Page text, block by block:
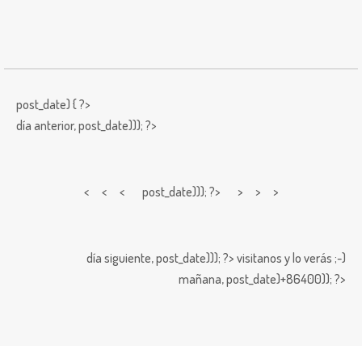
post_date) { ?>
día anterior,post_date))); ?>
< < < post_date))); ?> > > >
día siguiente,post_date))); ?> visitanos y lo verás ;-)
mañana,post_date)+86400)); ?>